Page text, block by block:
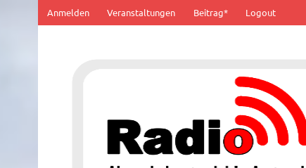
springen
Anmelden Veranstaltungen Beitrag* Logout